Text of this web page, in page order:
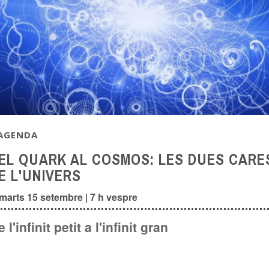
QUARK AL COSMOS: LES DUES
L'UNIVERS
15 setembre | 7 h vespre
l'infinit petit a l'infinit gran